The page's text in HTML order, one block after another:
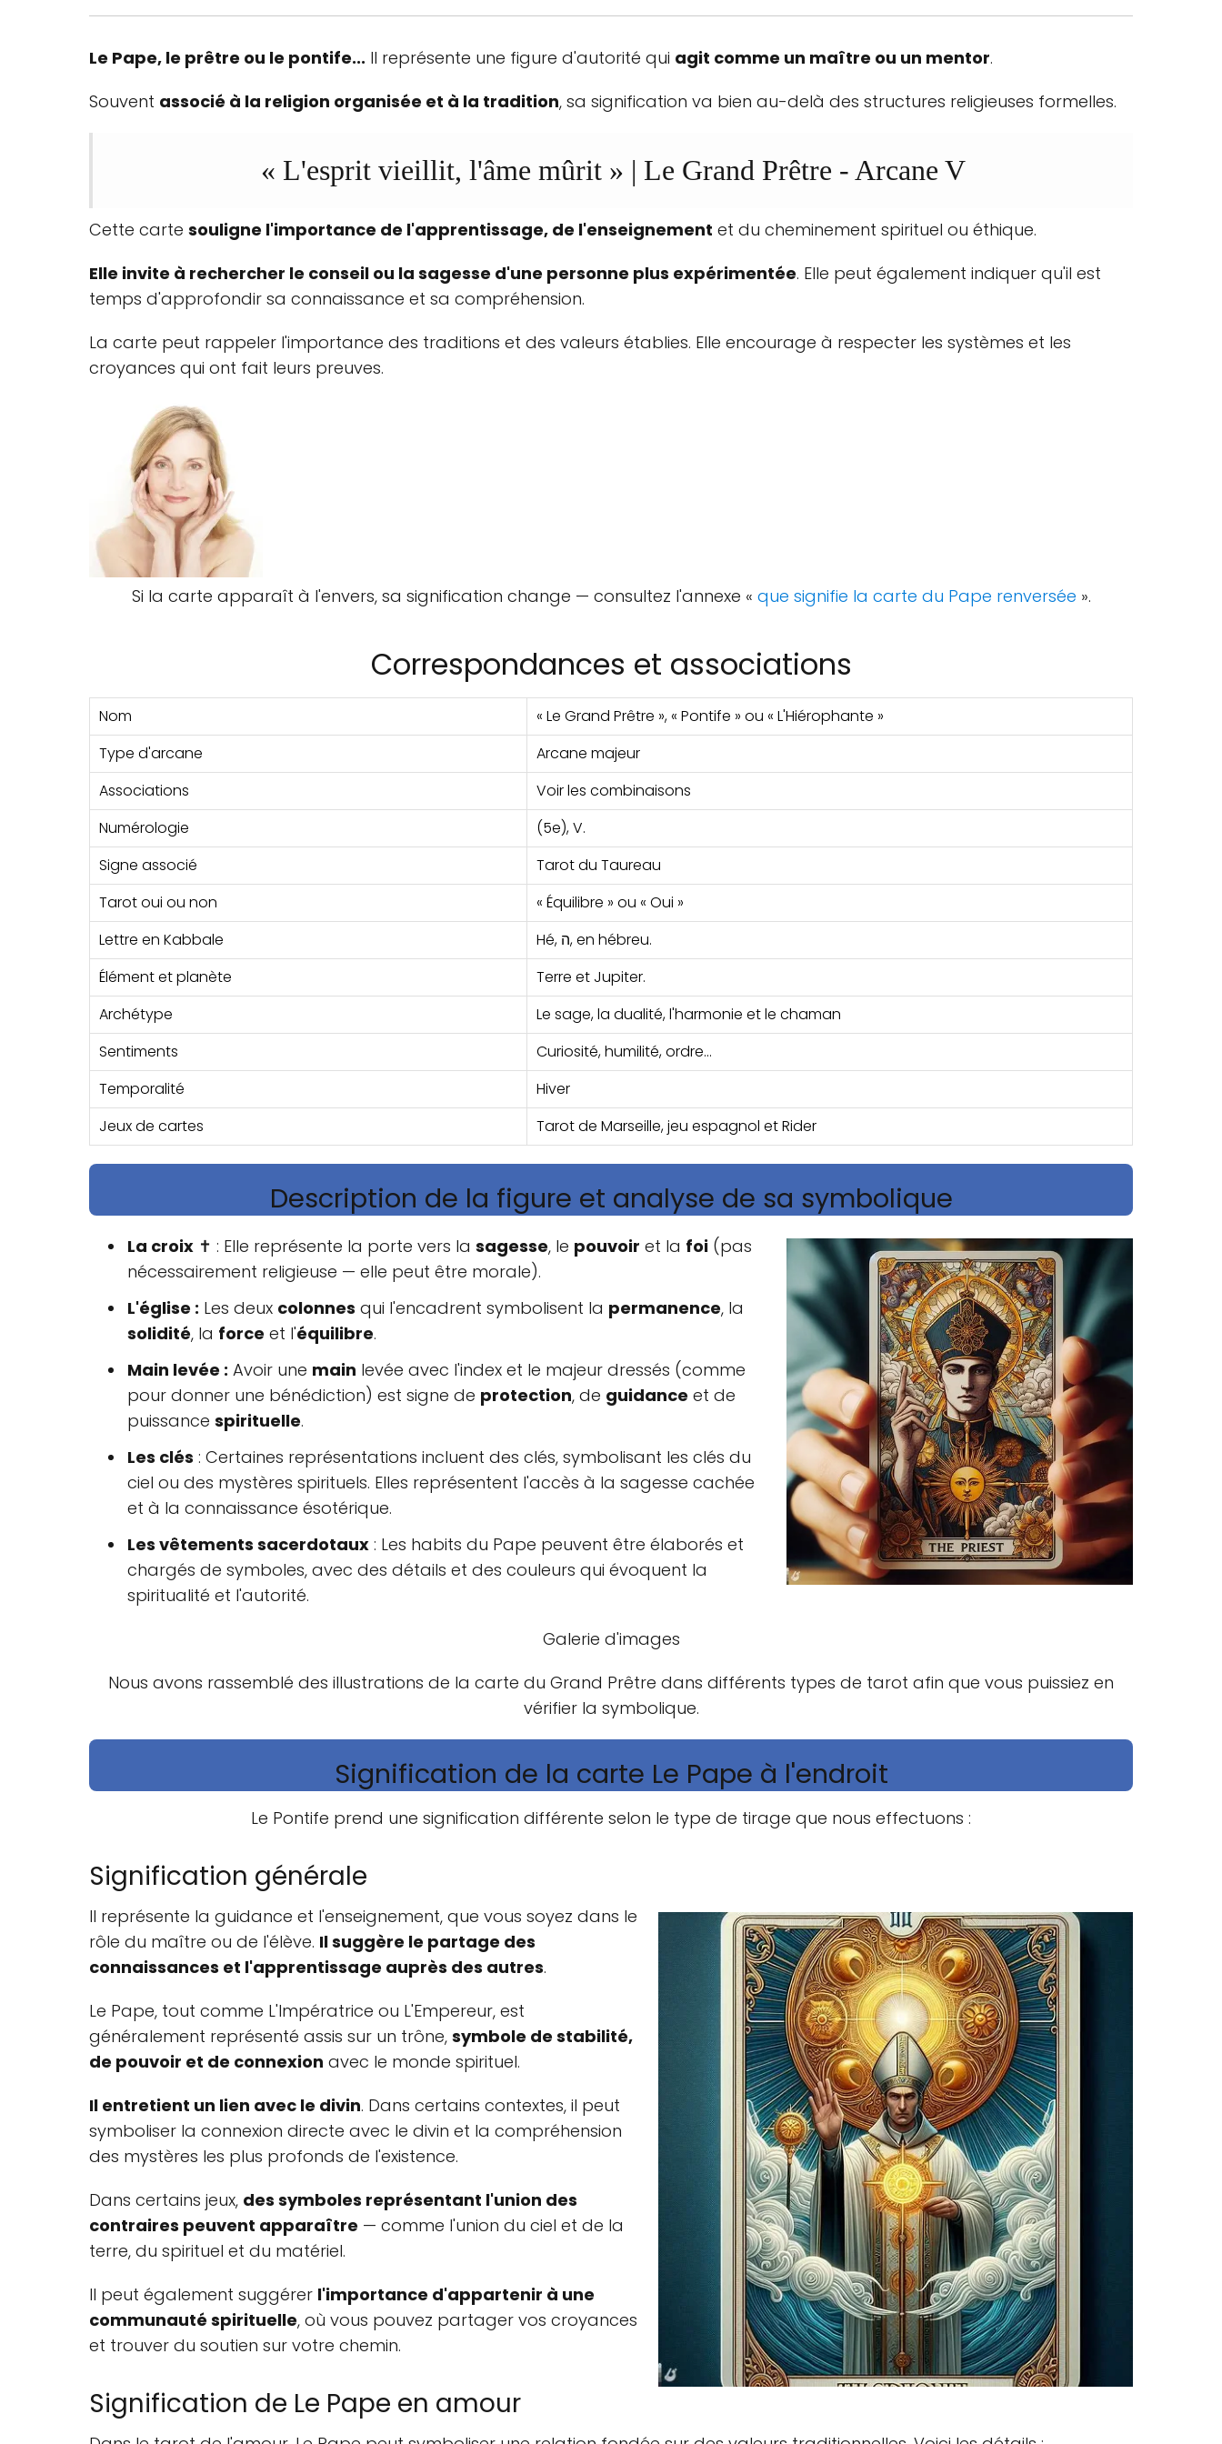
Le Pape, le prêtre ou le pontife... Il représente une figure d'autorité qui agit comme un maître ou un mentor.
Souvent associé à la religion organisée et à la tradition, sa signification va bien au-delà des structures religieuses formelles.
« L'esprit vieillit, l'âme mûrit » | Le Grand Prêtre - Arcane V
Cette carte souligne l'importance de l'apprentissage, de l'enseignement et du cheminement spirituel ou éthique.
Elle invite à rechercher le conseil ou la sagesse d'une personne plus expérimentée. Elle peut également indiquer qu'il est
temps d'approfondir sa connaissance et sa compréhension.
La carte peut rappeler l'importance des traditions et des valeurs établies. Elle encourage à respecter les systèmes et les
croyances qui ont fait leurs preuves.
Si la carte apparaît à l'envers, sa signification change — consultez l'annexe « que signifie la carte du Pape renversée ».
Correspondances et associations
Nom
« Le Grand Prêtre », « Pontife » ou « L'Hiérophante »
Type d'arcane
Arcane majeur
Associations
Voir les combinaisons
Numérologie
(5e), V.
Signe associé
Tarot du Taureau
Tarot oui ou non
« Équilibre » ou « Oui »
Lettre en Kabbale
Hé, ה, en hébreu.
Élément et planète
Terre et Jupiter.
Archétype
Le sage, la dualité, l'harmonie et le chaman
Sentiments
Curiosité, humilité, ordre...
Temporalité
Hiver
Jeux de cartes
Tarot de Marseille, jeu espagnol et Rider
Description de la figure et analyse de sa symbolique
La croix ✝️ : Elle représente la porte vers la sagesse, le pouvoir et la foi (pas
nécessairement religieuse — elle peut être morale).
L'église : Les deux colonnes qui l'encadrent symbolisent la permanence, la
solidité, la force et l'équilibre.
Main levée : Avoir une main levée avec l'index et le majeur dressés (comme
pour donner une bénédiction) est signe de protection, de guidance et de
puissance spirituelle.
Les clés : Certaines représentations incluent des clés, symbolisant les clés du
ciel ou des mystères spirituels. Elles représentent l'accès à la sagesse cachée
et à la connaissance ésotérique.
Les vêtements sacerdotaux : Les habits du Pape peuvent être élaborés et
chargés de symboles, avec des détails et des couleurs qui évoquent la
spiritualité et l'autorité.
Galerie d'images
Nous avons rassemblé des illustrations de la carte du Grand Prêtre dans différents types de tarot afin que vous puissiez en
vérifier la symbolique.
Signification de la carte Le Pape à l'endroit
Le Pontife prend une signification différente selon le type de tirage que nous effectuons :
Signification générale
Il représente la guidance et l'enseignement, que vous soyez dans le
rôle du maître ou de l'élève. Il suggère le partage des
connaissances et l'apprentissage auprès des autres.
Le Pape, tout comme L'Impératrice ou L'Empereur, est
généralement représenté assis sur un trône, symbole de stabilité,
de pouvoir et de connexion avec le monde spirituel.
Il entretient un lien avec le divin. Dans certains contextes, il peut
symboliser la connexion directe avec le divin et la compréhension
des mystères les plus profonds de l'existence.
Dans certains jeux, des symboles représentant l'union des
contraires peuvent apparaître — comme l'union du ciel et de la
terre, du spirituel et du matériel.
Il peut également suggérer l'importance d'appartenir à une
communauté spirituelle, où vous pouvez partager vos croyances
et trouver du soutien sur votre chemin.
Signification de Le Pape en amour